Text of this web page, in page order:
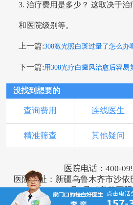
3. 治疗费用是多少？ 这取决于治
和医院级别等。
上一篇:308激光照白斑过量了怎么办
下一篇:用308光疗白癜风治愈后容易
没找到想要的
查询费用 连线医生
精准筛查 其他疑问
医院电话：400-
医院地址：新疆乌鲁木齐市沙依
号1号「奥莱国
版权所有：乌鲁木齐新军